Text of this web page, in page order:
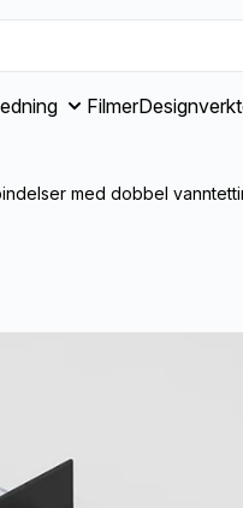
Filmer
med dobbel